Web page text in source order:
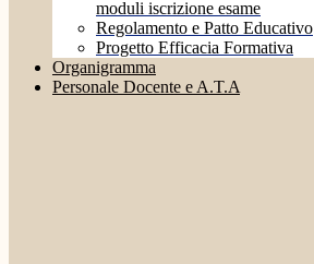
moduli iscrizione esame
Regolamento e Patto Educativo
Progetto Efficacia Formativa
Organigramma
Personale Docente e A.T.A